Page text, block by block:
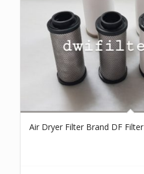
Air Dryer Filter Brand DF Filter